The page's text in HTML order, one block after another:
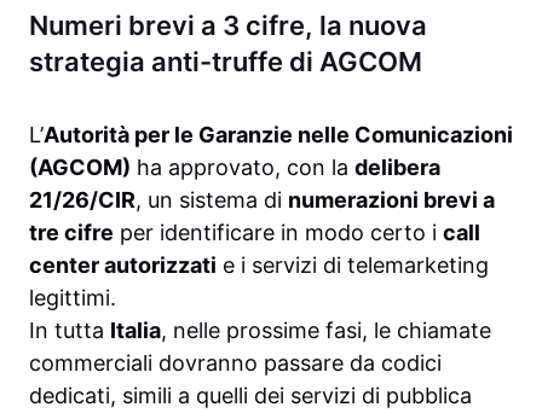
Numeri brevi a 3 cifre, la nuova
strategia anti-truffe di AGCOM
L’Autorità per le Garanzie nelle Comunicazioni
(AGCOM) ha approvato, con la delibera
21/26/CIR, un sistema di numerazioni brevi a
tre cifre per identificare in modo certo i call
center autorizzati e i servizi di telemarketing
legittimi.
In tutta Italia, nelle prossime fasi, le chiamate
commerciali dovranno passare da codici
dedicati, simili a quelli dei servizi di pubblica